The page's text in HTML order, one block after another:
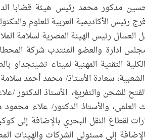
مدكور محمد رئيس هيئة قضابا
رئيس الأكاديمية العربية للعلوم
رئيس الهيئة المصرية لسلامة
ادارة والعضو المنتدب شركة
التقنية المهنية لميناء تشينجداو
سعادة الأستاذ/ محمد أحمد
للشحن والتفريغ، الأستاذ الدكتور /
العلمى، والأستاذ الدكتور/ علاء
لقطاع النقل البحري بالإضافة إلى
إلى مسئولي الشركات والهيئات